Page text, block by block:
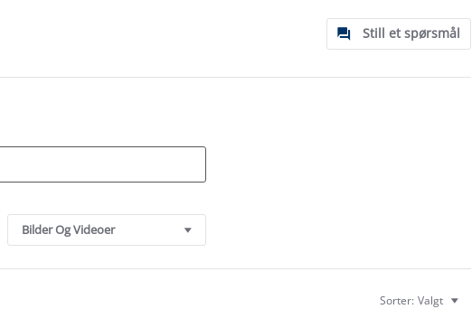
Still et spørsmål
Bilder Og Videoer
Sorter: Valgt